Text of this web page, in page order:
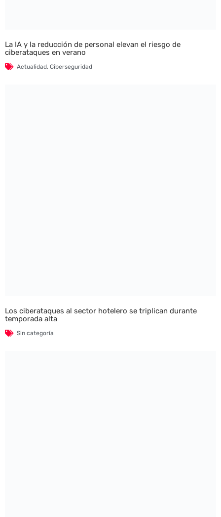
La IA y la reducción de personal elevan el riesgo de
ciberataques en verano
Actualidad, Ciberseguridad
Los ciberataques al sector hotelero se triplican durante
temporada alta
Sin categoría